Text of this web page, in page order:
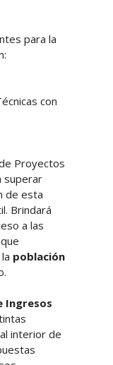
para la
con
Proyectos
superar
de esta
Brindará
a las
población
Ingresos
interior de